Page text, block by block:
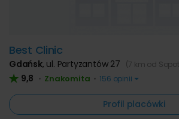
Best Clinic
Gdańsk, ul. Partyzantów 27 (7 km od
9,8 • Znakomita • 156 opinii
Profil placówki